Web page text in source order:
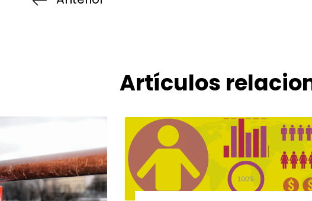
Artículos
online
Calle Perfecto Palacio de la Fuente, 6.
Edificio Panoramis Life & Business
03003·Alicante·España